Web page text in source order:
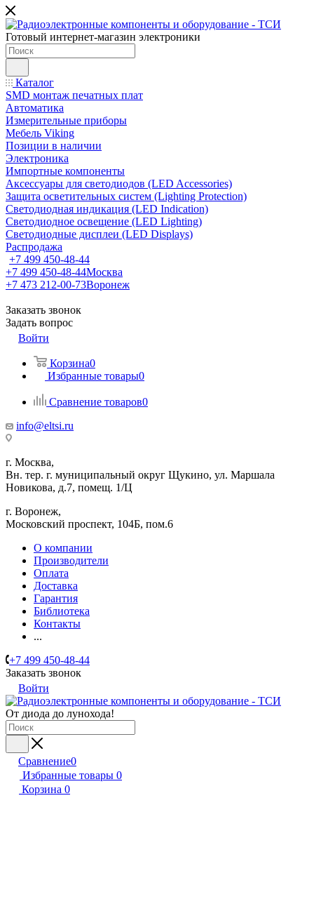
Готовый интернет-магазин электроники
Каталог
SMD монтаж печатных плат
Автоматика
Измерительные приборы
Мебель Viking
Позиции в наличии
Электроника
Импортные компоненты
Аксессуары для светодиодов (LED Accessories)
Защита осветительных систем (Lighting Protection)
Светодиодная индикация (LED Indication)
Светодиодное освещение (LED Lighting)
Светодиодные дисплеи (LED Displays)
Распродажа
+7 499 450-48-44
+7 499 450-48-44Москва
+7 473 212-00-73Воронеж
Заказать звонок
Задать вопрос
Войти
Корзина0
Избранные товары0
Сравнение товаров0
info@eltsi.ru
г. Москва,
Вн. тер. г. муниципальный округ Щукино, ул. Маршала
Новикова, д.7, помещ. 1/Ц
г. Воронеж,
​Московский проспект, 104Б, пом.6
О компании
Производители
Оплата
Доставка
Гарантия
Библиотека
Контакты
...
+7 499 450-48-44
Заказать звонок
Войти
От диода до лунохода!
Сравнение0
Избранные товары 0
Корзина 0